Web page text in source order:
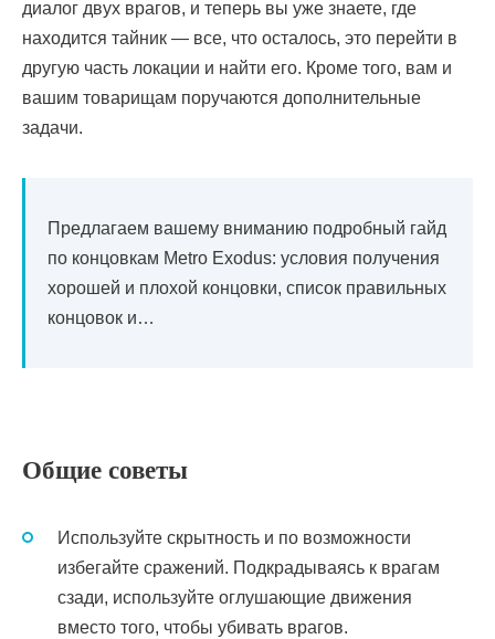
диалог двух врагов, и теперь вы уже знаете, где
находится тайник — все, что осталось, это перейти в
другую часть локации и найти его. Кроме того, вам и
вашим товарищам поручаются дополнительные
задачи.
Предлагаем вашему вниманию подробный гайд
по концовкам Metro Exodus: условия получения
хорошей и плохой концовки, список правильных
концовок и…
Общие советы
Используйте скрытность и по возможности
избегайте сражений. Подкрадываясь к врагам
сзади, используйте оглушающие движения
вместо того, чтобы убивать врагов.